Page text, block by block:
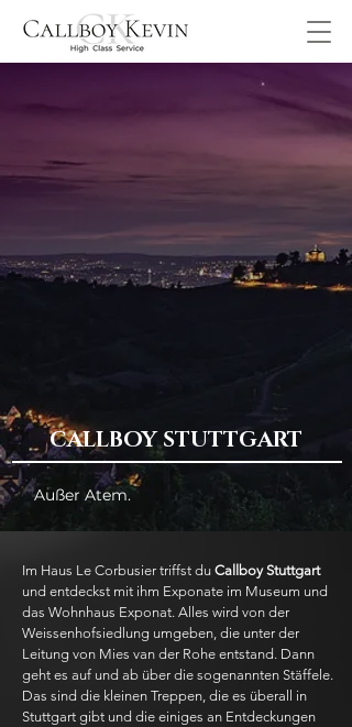
CALLBOY STUTTGART
Außer Atem.
Im Haus Le Corbusier triffst du Callboy Stuttgart
und entdeckst mit ihm Exponate im Museum und
das Wohnhaus Exponat. Alles wird von der
Weissenhofsiedlung umgeben, die unter der
Leitung von Mies van der Rohe entstand. Dann
geht es auf und ab über die sogenannten Stäffele.
Das sind die kleinen Treppen, die es überall in
Stuttgart gibt und die einiges an Entdeckungen